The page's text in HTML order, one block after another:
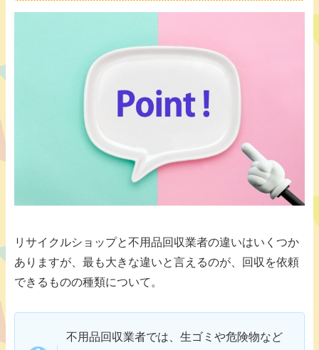
リサイクルショップと不用品回収業者の違いはいくつか
ありますが、最も大きな違いと言えるのが、回収を依頼
できるものの種類について。
不用品回収業者では、生ゴミや危険物など